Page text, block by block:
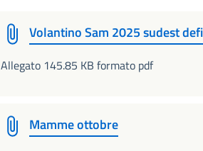
Volantino Sam 2025 sudest
Allegato 145.85 KB formato pdf
Mamme ottobre